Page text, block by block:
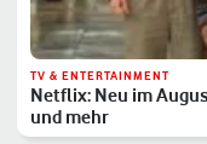
TV & ENTERTAINMENT
Netflix: Neu im
und mehr